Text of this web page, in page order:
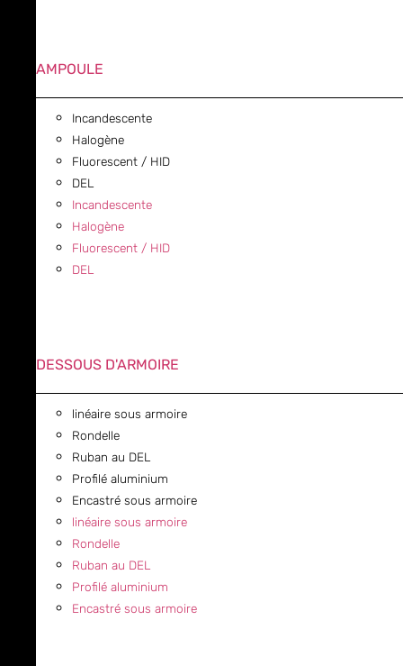
AMPOULE
Incandescente
Halogène
Fluorescent / HID
DEL
Incandescente
Halogène
Fluorescent / HID
DEL
DESSOUS D'ARMOIRE
linéaire sous armoire
Rondelle
Ruban au DEL
Profilé aluminium
Encastré sous armoire
linéaire sous armoire
Rondelle
Ruban au DEL
Profilé aluminium
Encastré sous armoire